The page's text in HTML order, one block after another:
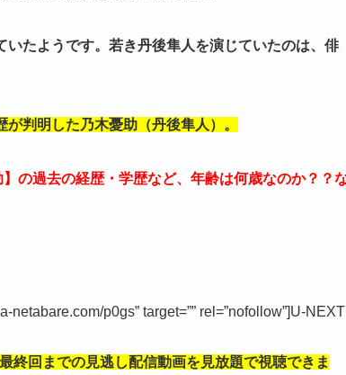
たようです。 若き丹後隼人を演じていたのは、俳
判明した乃木憂助（丹後隼人）。
の過去の経歴・学歴など、年齢は何歳なのか？？
netabare.com/p0gs” target=”” rel=”nofollow”]U-NEXT
終回までの見逃し配信動画を見放題で視聴できま